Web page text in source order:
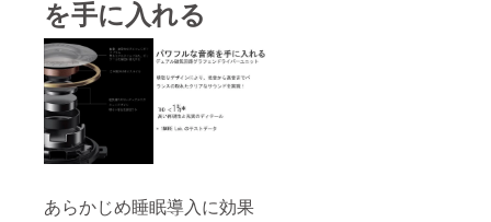
を手に入れる
あらかじめ睡眠導入に効果